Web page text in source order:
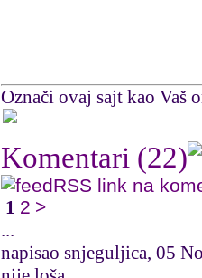
Označi ovaj sajt kao Vaš
Komentari (22)
RSS link na
1 2 >
...
napisao snjeguljica, 05